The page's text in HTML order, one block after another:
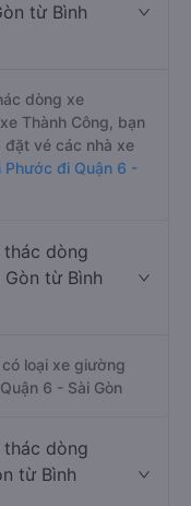
từ Bình
dòng xe
Thành Công, bạn
đặt vé các nhà xe
Phước đi Quận 6 -
thác dòng
từ Bình
loại xe giường
6 - Sài Gòn
thác dòng
từ Bình